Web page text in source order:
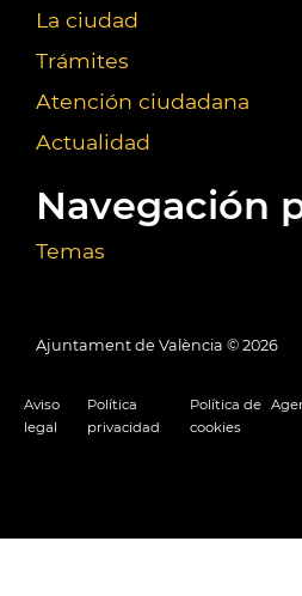
La ciudad
Trámites
Atención ciudadana
Actualidad
Navegación
Temas
Ajuntament de València © 2026
Aviso
legal
Política
privacidad
Política de
cookies